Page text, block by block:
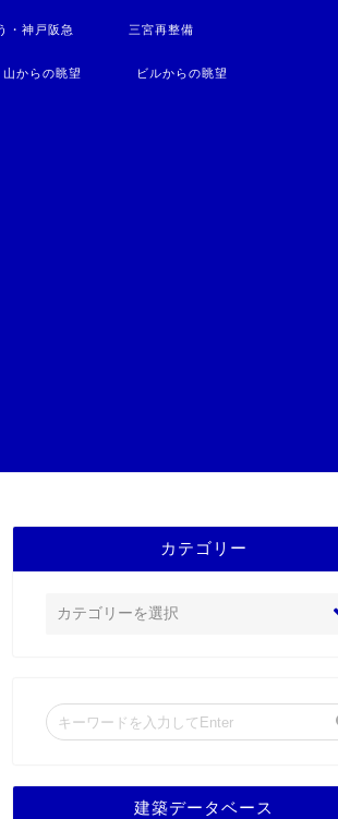
・神戸阪急 三宮再整備
山からの眺望 ビルからの眺望
カテゴリー
建築データベース